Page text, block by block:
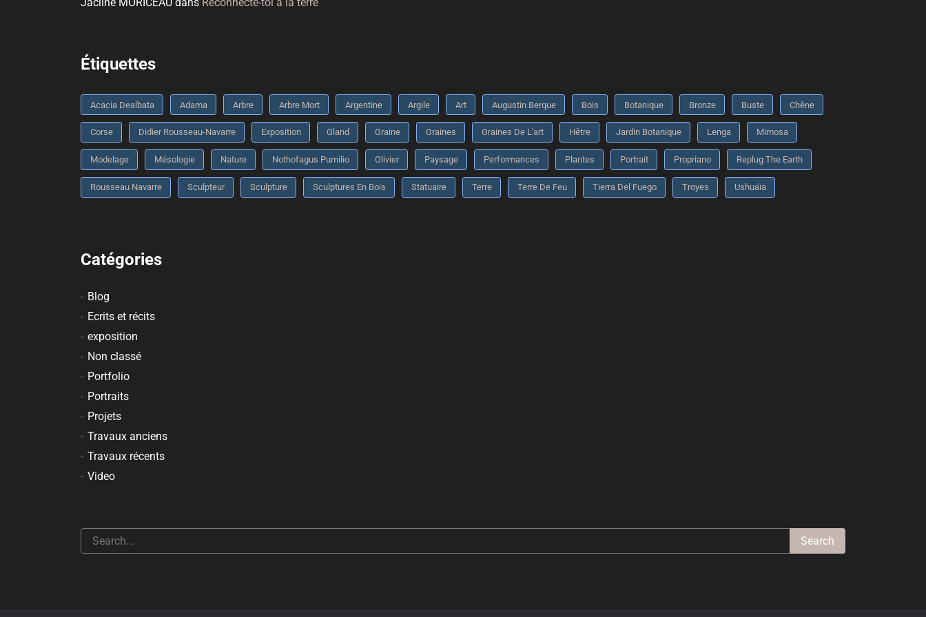
Étiquettes
Acacia Dealbata Adama Arbre Arbre Mort Argentine Argile Art Augustin Berque Bois Botanique Bronze Buste Chêne
Corse Didier Rousseau-Navarre Exposition Gland Graine Graines Graines De L'art Hêtre Jardin Botanique Lenga Mimosa
Modelage Mésologie Nature Nothofagus Pumilio Olivier Paysage Performances Plantes Portrait Propriano Replug The Earth
Rousseau Navarre Sculpteur Sculpture Sculptures En Bois Statuaire Terre Terre De Feu Tierra Del Fuego Troyes Ushuaïa
Catégories
Blog
Ecrits et récits
exposition
Non classé
Portfolio
Portraits
Projets
Travaux anciens
Travaux récents
Video